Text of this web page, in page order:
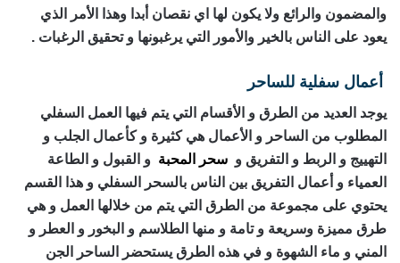
والمضمون والرائع ولا يكون لها اي نقصان أبدا وهذا الأمر الذي
يعود على الناس بالخير والأمور التي يرغبونها و تحقيق الرغبات .
أعمال سفلية للساحر
يوجد العديد من الطرق و الأقسام التي يتم فيها العمل السفلي
المطلوب من الساحر و الأعمال هي كثيرة و كأعمال الجلب و
التهييج و الربط و التفريق و سحر المحبة و القبول و الطاعة
العمياء و أعمال التفريق بين الناس بالسحر السفلي و هذا القسم
يحتوي على مجموعة من الطرق التي يتم من خلالها العمل و هي
طرق مميزة وسريعة و تامة و منها الطلاسم و البخور و العطر و
المني و ماء الشهوة و في هذه الطرق يستحضر الساحر الجن